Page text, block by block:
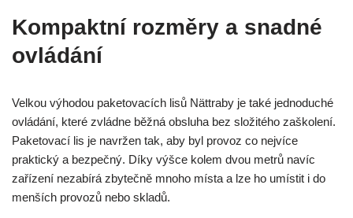
Kompaktní rozměry a snadné
ovládání
Velkou výhodou paketovacích lisů Nättraby je také jednoduché
ovládání, které zvládne běžná obsluha bez složitého zaškolení.
Paketovací lis je navržen tak, aby byl provoz co nejvíce
praktický a bezpečný. Díky výšce kolem dvou metrů navíc
zařízení nezabírá zbytečně mnoho místa a lze ho umístit i do
menších provozů nebo skladů.